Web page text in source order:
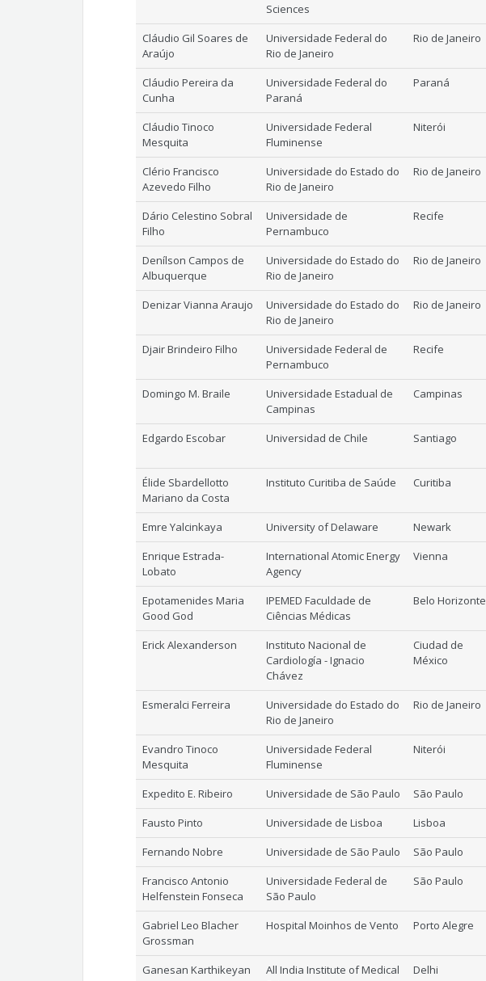
Sciences
Cláudio Gil Soares de
Araújo
Universidade Federal do
Rio de Janeiro
Rio de Janeiro
Cláudio Pereira da
Cunha
Universidade Federal do
Paraná
Paraná
Cláudio Tinoco
Mesquita
Universidade Federal
Fluminense
Niterói
Clério Francisco
Azevedo Filho
Universidade do Estado do
Rio de Janeiro
Rio de Janeiro
Dário Celestino Sobral
Filho
Universidade de
Pernambuco
Recife
Denílson Campos de
Albuquerque
Universidade do Estado do
Rio de Janeiro
Rio de Janeiro
Denizar Vianna Araujo
Universidade do Estado do
Rio de Janeiro
Rio de Janeiro
Djair Brindeiro Filho
Universidade Federal de
Pernambuco
Recife
Domingo M. Braile
Universidade Estadual de
Campinas
Campinas
Edgardo Escobar Universidad de Chile Santiago
Élide Sbardellotto
Mariano da Costa
Instituto Curitiba de Saúde Curitiba
Emre Yalcinkaya University of Delaware Newark
Enrique Estrada-
Lobato
International Atomic Energy
Agency
Vienna
Epotamenides Maria
Good God
IPEMED Faculdade de
Ciências Médicas
Belo Horizonte
Erick Alexanderson
Instituto Nacional de
Cardiología - Ignacio
Chávez
Ciudad de
México
Esmeralci Ferreira
Universidade do Estado do
Rio de Janeiro
Rio de Janeiro
Evandro Tinoco
Mesquita
Universidade Federal
Fluminense
Niterói
Expedito E. Ribeiro Universidade de São Paulo São Paulo
Fausto Pinto
Universidade de Lisboa Lisboa
Fernando Nobre
Universidade de São Paulo São Paulo
Francisco Antonio
Helfenstein Fonseca
Universidade Federal de
São Paulo
São Paulo
Gabriel Leo Blacher
Grossman
Hospital Moinhos de Vento Porto Alegre
Ganesan Karthikeyan
All India Institute of Medical
Delhi